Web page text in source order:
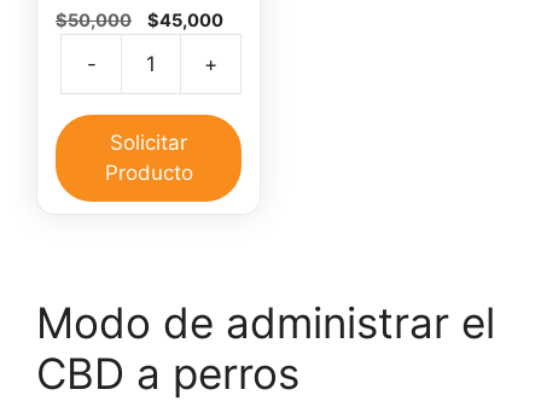
$50,000
El
original
era:
$50,000.
$45,000El
es:
$45,000.
-
CBD
30
30
cantidad
+
Solicitar
Producto
Modo de administrar el
CBD a perros